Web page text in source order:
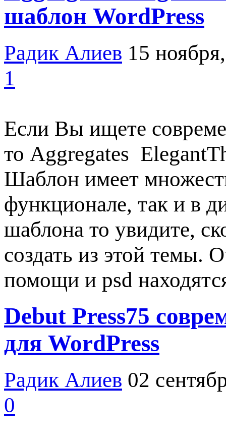
шаблон WordPress
Радик Алиев 15
1
Если Вы ищете
то Aggregates
Шаблон имеет
функционале, так и в
шаблона то увидите,
создать из этой темы.
помощи и psd
Debut Press75
для WordPress
Радик Алиев 02
0